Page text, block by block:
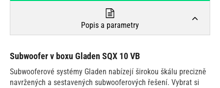
Popis a parametry
Subwoofer v boxu Gladen SQX 10 VB
Subwooferové systémy Gladen nabízejí širokou škálu precizně
navržených a sestavených subwooferových řešení. Vybrat si